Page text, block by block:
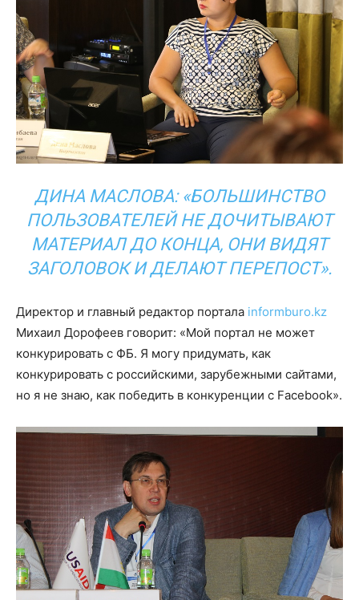
ДИНА МАСЛОВА: «БОЛЬШИНСТВО
ПОЛЬЗОВАТЕЛЕЙ НЕ ДОЧИТЫВАЮТ
МАТЕРИАЛ ДО КОНЦА, ОНИ ВИДЯТ
ЗАГОЛОВОК И ДЕЛАЮТ ПЕРЕПОСТ».
Директор и главный редактор портала informburo.kz
Михаил Дорофеев говорит: «Мой портал не может
конкурировать с ФБ. Я могу придумать, как
конкурировать с российскими, зарубежными сайтами,
но я не знаю, как победить в конкуренции с Facebook».